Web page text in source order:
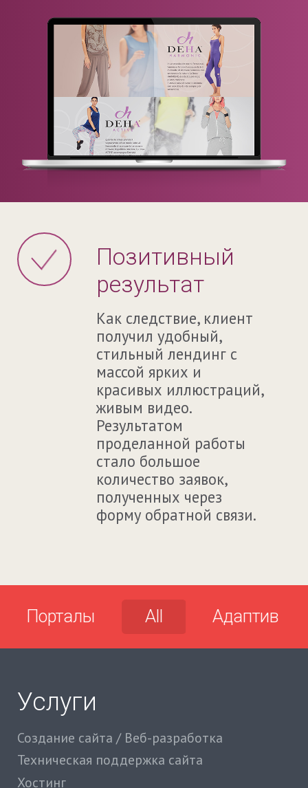
Позитивный
результат
Как следствие, клиент
получил удобный,
стильный лендинг с
массой ярких и
красивых иллюстраций,
живым видео.
Результатом
проделанной работы
стало большое
количество заявок,
полученных через
форму обратной связи.
Порталы All Адаптив
Услуги
Создание сайта / Веб-разработка
Техническая поддержка сайта
Хостинг